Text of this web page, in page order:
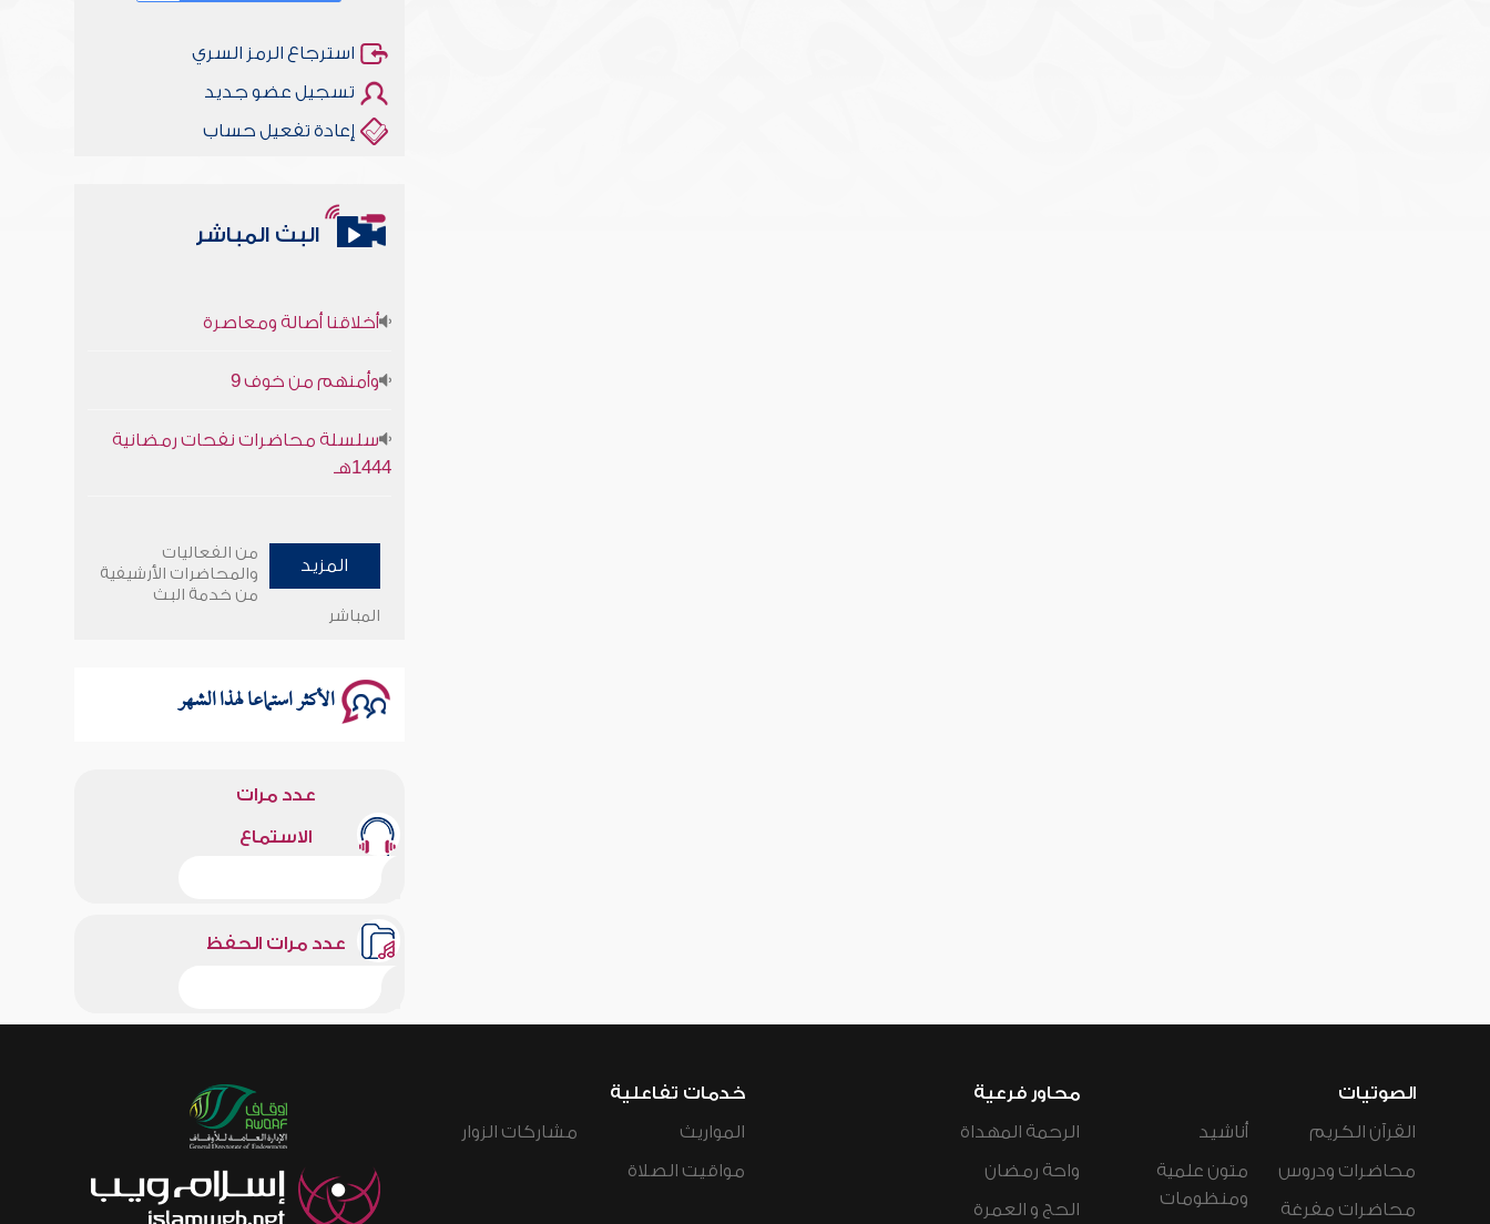
استرجاع الرمز السري
تسجيل عضو جديد
إعادة تفعيل حساب
البث المباشر
1444هـ
وأمنهم من خوف 9
المزيد
من الفعاليات
والمحاضرات الأرشيفية
من خدمة البث
المباشر
الأكثر استماعا لهذا الشهر
عدد مرات
الاستماع
عدد مرات الحفظ
الصوتيات
القرآن الكريم
محاضرات ودروس
محاضرات مفرغة
أناشيد
متون علمية
ومنظومات
محاور فرعية
الرحمة المهداة
واحة رمضان
الحج و العمرة
خدمات تفاعلية
المواريث
مواقيت الصلاة
مشاركات الزوار